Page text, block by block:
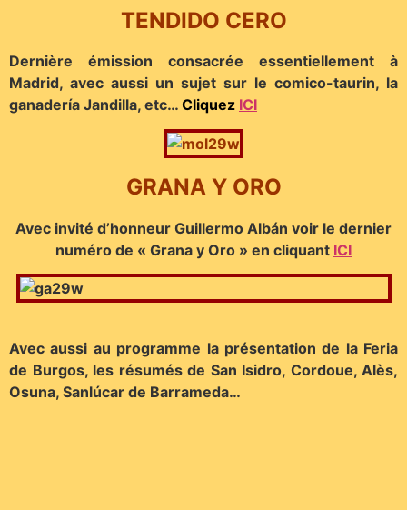
TENDIDO CERO
Dernière émission consacrée essentiellement à
Madrid, avec aussi un sujet sur le comico-taurin, la
ganadería Jandilla, etc… Cliquez ICI
GRANA Y ORO
Avec invité d’honneur Guillermo Albán voir le dernier
numéro de « Grana y Oro » en cliquant ICI
Avec aussi au programme la présentation de la Feria
de Burgos, les résumés de San Isidro, Cordoue, Alès,
Osuna, Sanlúcar de Barrameda…